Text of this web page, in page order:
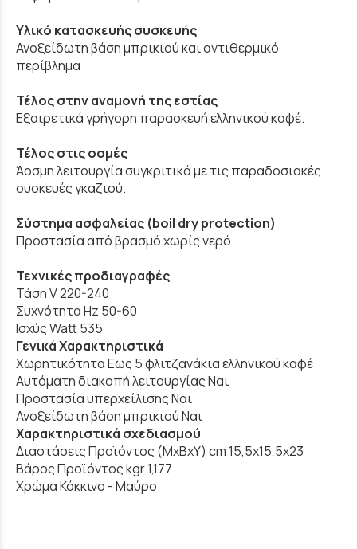
Υλικό κατασκευής συσκευής
Ανοξείδωτη βάση μπρικιού και αντιθερμικό
περίβλημα
Τέλος στην αναμονή της εστίας
Εξαιρετικά γρήγορη παρασκευή ελληνικού καφέ.
Τέλος στις οσμές
Άοσμη λειτουργία συγκριτικά με τις παραδοσιακές
συσκευές γκαζιού.
Σύστημα ασφαλείας (boil dry protection)
Προστασία από βρασμό χωρίς νερό.
Τεχνικές προδιαγραφές
Τάση V 220-240
Συχνότητα Hz 50-60
Ισχύς Watt 535
Γενικά Χαρακτηριστικά
Χωρητικότητα Εως 5 φλιτζανάκια ελληνικού καφέ
Αυτόματη διακοπή λειτουργίας Ναι
Προστασία υπερχείλισης Ναι
Ανοξείδωτη βάση μπρικιού Ναι
Χαρακτηριστικά σχεδιασμού
Διαστάσεις Προϊόντος (ΜxBxY) cm 15,5x15,5x23
Βάρος Προϊόντος kgr 1,177
Χρώμα Κόκκινο - Μαύρο